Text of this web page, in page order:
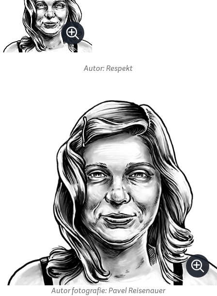
Autor: Respekt
Autor fotografie: Pavel Reisenauer